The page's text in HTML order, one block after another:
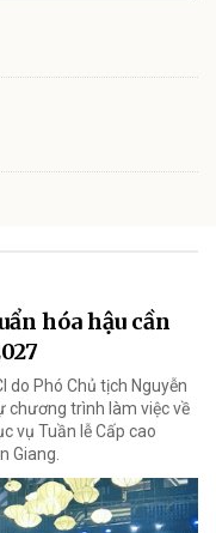
hóa hậu cần
do Phó Chủ tịch Nguyễn
chương trình làm việc về
vụ Tuần lễ Cấp cao
Giang.